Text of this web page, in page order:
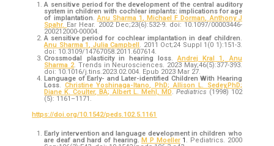
A sensitive period for the development of the central auditory
system in children with cochlear implants: implications for age
of implantation.Anu Sharma 1, Michael F Dorman,Anthony J
Spahr. Ear Hear. 2002 Dec;23(6):532-9. doi: 10.1097/00003446-
200212000-00004.
A sensitive period for cochlear implantation in deaf children.
Anu Sharma 1, Julia Campbell . 2011 Oct;24 Suppl 1(0 1):151-3.
doi: 10.3109/14767058.2011.607614.
Crossmodal plasticity in hearing loss. Andrej Kral 1,Anu
Sharma 2. Trends in Neurosciences. 2023 May;46(5):377-393.
doi: 10.1016/j.tins.2023.02.004. Epub 2023 Mar 27.
Language of Early- and Later-identified Children With Hearing
Loss. Christine Yoshinaga-Itano, PhD;Allison L. Sedey,PhD;
Diane K. Coulter, BA;Albert L. Mehl, MD. Pediatrics (1998) 102
(5): 1161–1171.
https://doi.org/10.1542/peds.102.5.1161
Early intervention and language development in children who
are deaf and hard of hearing. M P Moeller 1 . Pediatrics. 2000